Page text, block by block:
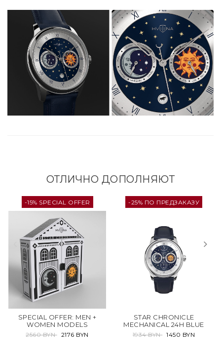
ОТЛИЧНО ДОПОЛНЯЮТ
-15% SPECIAL OFFER
SPECIAL OFFER: MEN +
WOMEN MODELS
2560 BYN 2176 BYN
-25% ПО ПРЕДЗАКАЗУ
STAR CHRONICLE
MECHANICAL 24H BLUE
1934 BYN 1450 BYN